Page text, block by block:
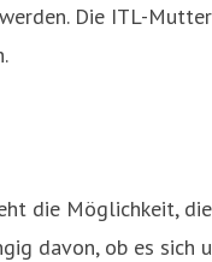
Die ITL-
die Möglichkeit,
davon, ob es